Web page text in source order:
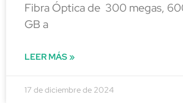
Fibra Óptica de 300 megas,
GB a
LEER MÁS »
17 de diciembre de 2024